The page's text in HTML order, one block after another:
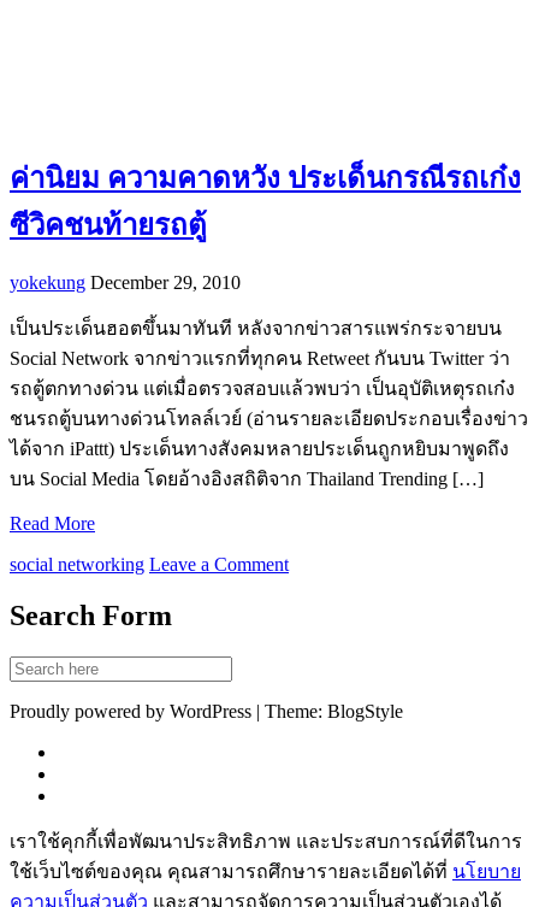
ค่านิยม ความคาดหวัง ประเด็นกรณีรถเก๋ง
ซีวิคชนท้ายรถตู้
yokekung December 29, 2010
เป็นประเด็นฮอตขึ้นมาทันที หลังจากข่าวสารแพร่กระจายบน
Social Network จากข่าวแรกที่ทุกคน Retweet กันบน Twitter ว่า
รถตู้ตกทางด่วน แต่เมื่อตรวจสอบแล้วพบว่า เป็นอุบัติเหตุรถเก๋ง
ชนรถตู้บนทางด่วนโทลล์เวย์ (อ่านรายละเอียดประกอบเรื่องข่าว
ได้จาก iPattt) ประเด็นทางสังคมหลายประเด็นถูกหยิบมาพูดถึง
บน Social Media โดยอ้างอิงสถิติจาก Thailand Trending […]
Read More
social networking Leave a Comment
Search Form
Proudly powered by WordPress | Theme: BlogStyle
เราใช้คุกกี้เพื่อพัฒนาประสิทธิภาพ และประสบการณ์ที่ดีในการ
ใช้เว็บไซต์ของคุณ คุณสามารถศึกษารายละเอียดได้ที่ นโยบาย
ความเป็นส่วนตัว และสามารถจัดการความเป็นส่วนตัวเองได้